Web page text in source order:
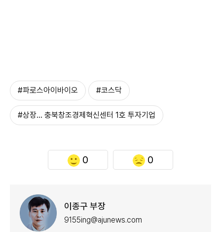
#파로스아이바이오 #코스닥
#상장… 충북창조경제혁신센터 1호 투자기업
0 0
이종구 부장
9155ing@ajunews.com